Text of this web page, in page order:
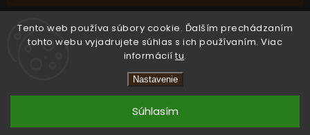
Tento web používa súbory cookie. Ďalším prechádzaním
tohto webu vyjadrujete súhlas s ich používaním. Viac
informácií tu.
Nastavenie
Súhlasím
Copyright 2026INTERMEDIC SK. Všetky práva vyhradené.
VytvořilShoptet